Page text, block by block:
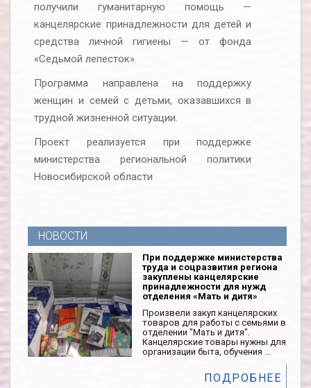
получили гуманитарную помощь —
канцелярские принадлежности для детей и
средства личной гигиены — от фонда
«Седьмой лепесток».
Программа направлена на поддержку
женщин и семей с детьми, оказавшихся в
трудной жизненной ситуации.
Проект реализуется при поддержке
министерства региональной политики
Новосибирской области
НОВОСТИ
При поддержке министерства
труда и соцразвития региона
закуплены канцелярские
принадлежности для нужд
отделения «Мать и дитя»
Произвели закуп канцелярских
товаров для работы с семьями в
отделении "Мать и дитя".
Канцелярские товары нужны для
организации быта, обучения ...
ПОДРОБНЕЕ